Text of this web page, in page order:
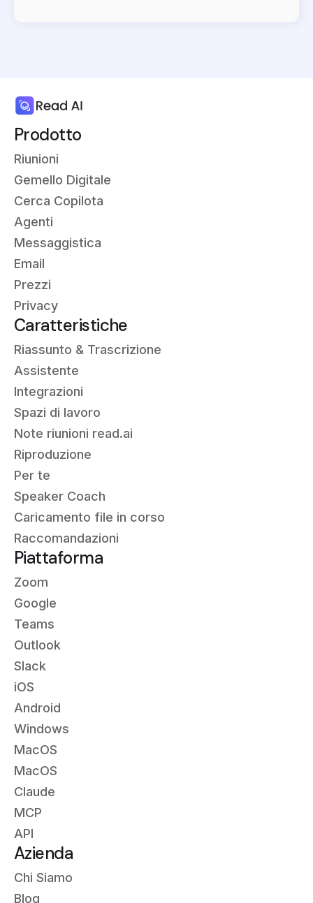
Prodotto
Riunioni
Gemello Digitale
Cerca Copilota
Agenti
Messaggistica
Email
Prezzi
Privacy
Caratteristiche
Riassunto & Trascrizione
Assistente
Integrazioni
Spazi di lavoro
Note riunioni read.ai
Riproduzione
Per te
Speaker Coach
Caricamento file in corso
Raccomandazioni
Piattaforma
Zoom
Google
Teams
Outlook
Slack
iOS
Android
Windows
MacOS
MacOS
Claude
MCP
API
Azienda
Chi Siamo
Blog